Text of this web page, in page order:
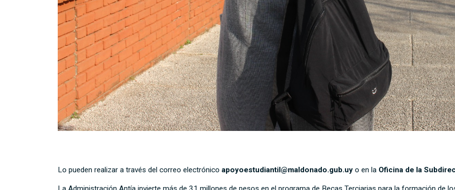
Lo pueden realizar a través del correo electrónico apoyoestudiantil@maldonado.gub.uy o en la Oficina de la